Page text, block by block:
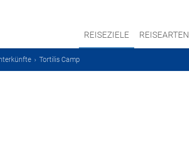
REISEZIELE REISEARTEN
› Tortilis Camp